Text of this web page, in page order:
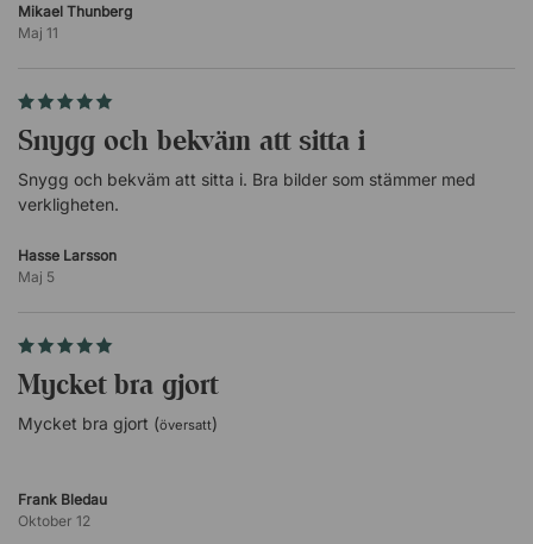
Mikael Thunberg
Maj 11
Snygg och bekväm att sitta i
Snygg och bekväm att sitta i. Bra bilder som stämmer med
verkligheten.
Hasse Larsson
Maj 5
Mycket bra gjort
Mycket bra gjort (översatt)
Frank Bledau
Oktober 12